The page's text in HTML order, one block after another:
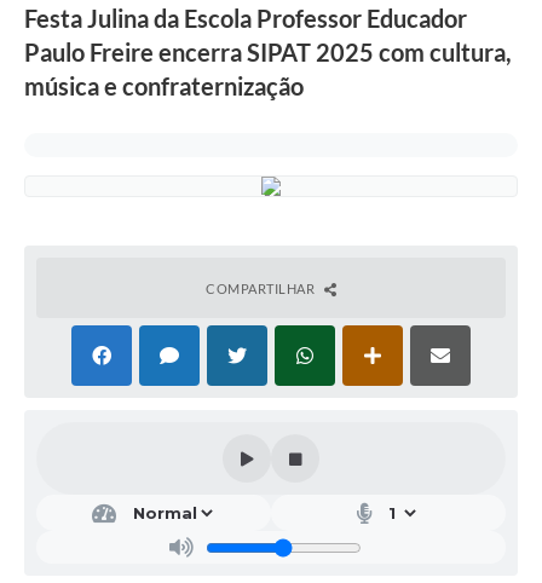
Festa Julina da Escola Professor Educador
Paulo Freire encerra SIPAT 2025 com cultura,
música e confraternização
COMPARTILHAR